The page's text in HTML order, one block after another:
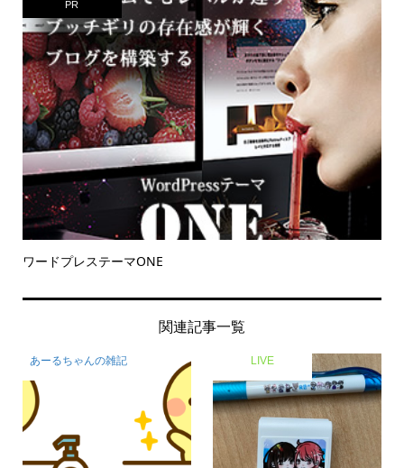
PR
ワードプレステーマONE
関連記事一覧
あーるちゃんの雑記 LIVE